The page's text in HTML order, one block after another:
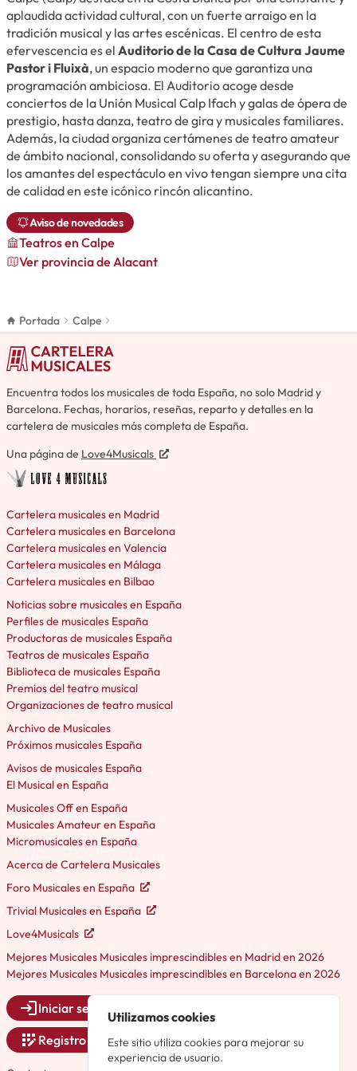
aplaudida actividad cultural, con un fuerte arraigo en la
tradición musical y las artes escénicas. El centro de esta
efervescencia es el Auditorio de la Casa de Cultura Jaume
Pastor i Fluixà, un espacio moderno que garantiza una
programación ambiciosa. El Auditorio acoge desde
conciertos de la Unión Musical Calp Ifach y galas de ópera de
prestigio, hasta danza, teatro de gira y musicales familiares.
Además, la ciudad organiza certámenes de teatro amateur
de ámbito nacional, consolidando su oferta y asegurando que
los amantes del espectáculo en vivo tengan siempre una cita
de calidad en este icónico rincón alicantino.
Aviso de novedades
Teatrosen Calpe
Ver provincia de Alacant
Portada Calpe
Encuentra todos los musicales de toda España, no solo Madrid y
Barcelona. Fechas, horarios, reseñas, reparto y detalles en la
cartelera de musicales más completa de España.
Una página de Love4Musicals
Cartelera musicales en Madrid
Cartelera musicales en Barcelona
Cartelera musicales en Valencia
Cartelera musicales en Málaga
Cartelera musicales en Bilbao
Noticias sobre musicales en España
Perfiles de musicales España
Productoras de musicales España
Teatros de musicales España
Biblioteca de musicales España
Premios del teatro musical
Organizaciones de teatro musical
Archivo de Musicales
Próximos musicales España
Avisos de musicales España
El Musical en España
Musicales Off en España
Musicales Amateur en España
Micromusicales en España
Acerca de Cartelera Musicales
Foro Musicales en España
Trivial Musicales en España
Love4Musicals
Mejores Musicales Musicales imprescindibles en Madrid en 2026
Mejores Musicales Musicales imprescindibles en Barcelona en 2026
Iniciar sesión
Registro
Utilizamos cookies
Este sitio utiliza cookies para mejorar su
experiencia de usuario.